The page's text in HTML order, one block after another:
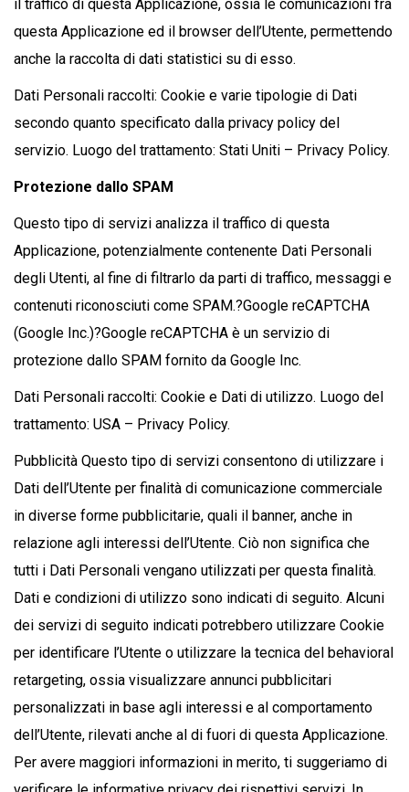
il traffico di questa Applicazione, ossia le comunicazioni fra
questa Applicazione ed il browser dell’Utente, permettendo
anche la raccolta di dati statistici su di esso.
Dati Personali raccolti: Cookie e varie tipologie di Dati
secondo quanto specificato dalla privacy policy del
servizio. Luogo del trattamento: Stati Uniti – Privacy Policy.
Protezione dallo SPAM
Questo tipo di servizi analizza il traffico di questa
Applicazione, potenzialmente contenente Dati Personali
degli Utenti, al fine di filtrarlo da parti di traffico, messaggi e
contenuti riconosciuti come SPAM.?Google reCAPTCHA
(Google Inc.)?Google reCAPTCHA è un servizio di
protezione dallo SPAM fornito da Google Inc.
Dati Personali raccolti: Cookie e Dati di utilizzo. Luogo del
trattamento: USA – Privacy Policy.
Pubblicità Questo tipo di servizi consentono di utilizzare i
Dati dell’Utente per finalità di comunicazione commerciale
in diverse forme pubblicitarie, quali il banner, anche in
relazione agli interessi dell’Utente. Ciò non significa che
tutti i Dati Personali vengano utilizzati per questa finalità.
Dati e condizioni di utilizzo sono indicati di seguito. Alcuni
dei servizi di seguito indicati potrebbero utilizzare Cookie
per identificare l’Utente o utilizzare la tecnica del behavioral
retargeting, ossia visualizzare annunci pubblicitari
personalizzati in base agli interessi e al comportamento
dell’Utente, rilevati anche al di fuori di questa Applicazione.
Per avere maggiori informazioni in merito, ti suggeriamo di